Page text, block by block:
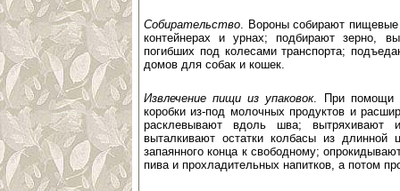
Собирательство . Вороны собирают
контейнерах и урнах; подбирают зерно,
погибших под колесами транспорта;
домов для собак и кошек.
Извлечение пищи из упаковок. При помощи
коробки из-под молочных продуктов и
расклевывают вдоль шва; вытряхивают
выталкивают остатки колбасы из длинной
запаянного конца к свободному;
пива и прохладительных напитков, а потом